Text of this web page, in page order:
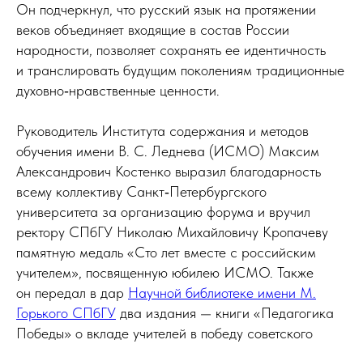
Он подчеркнул, что русский язык на протяжении
веков объединяет входящие в состав России
народности, позволяет сохранять ее идентичность
и транслировать будущим поколениям традиционные
духовно‑нравственные ценности.
Руководитель Института содержания и методов
обучения имени В. С. Леднева (ИСМО) Максим
Александрович Костенко выразил благодарность
всему коллективу Санкт‑Петербургского
университета за организацию форума и вручил
ректору СПбГУ Николаю Михайловичу Кропачеву
памятную медаль «Сто лет вместе с российским
учителем», посвященную юбилею ИСМО. Также
он передал в дар Научной библиотеке имени М.
Горького СПбГУ два издания — книги «Педагогика
Победы» о вкладе учителей в победу советского